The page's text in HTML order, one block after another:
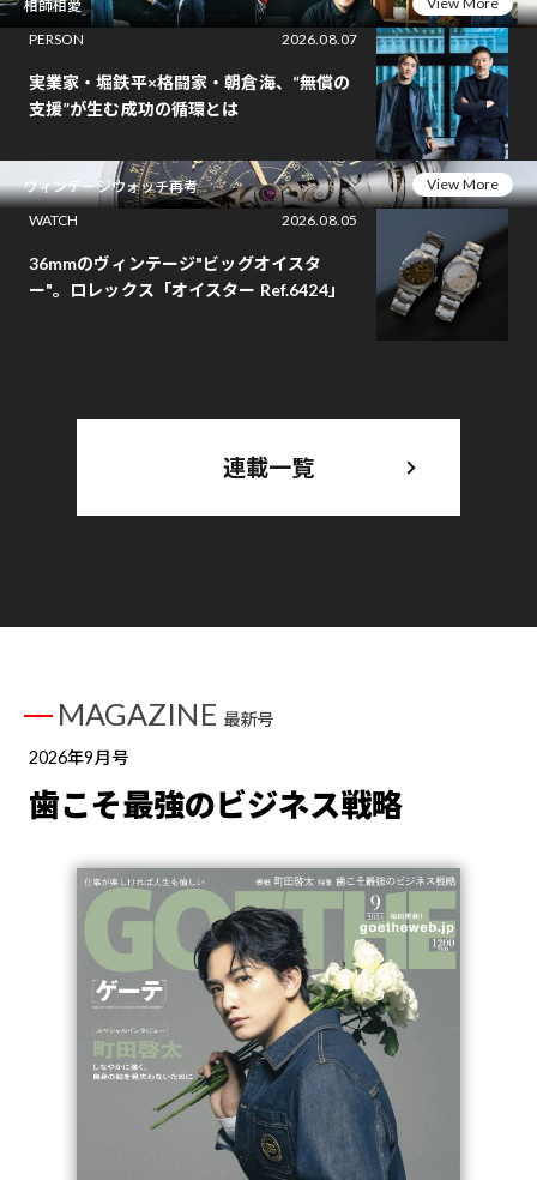
相師相愛
PERSON
2026.08.07
実業家・堀鉄平×格闘家・朝倉海、“無償の
支援”が生む成功の循環とは
ヴィンテージウォッチ再考
View More
WATCH
2026.08.05
36mmのヴィンテージ"ビッグオイスタ
ー"。ロレックス「オイスター Ref.6424」
連載一覧
MAGAZINE 最新号
2026年9月号
歯こそ最強のビジネス戦略